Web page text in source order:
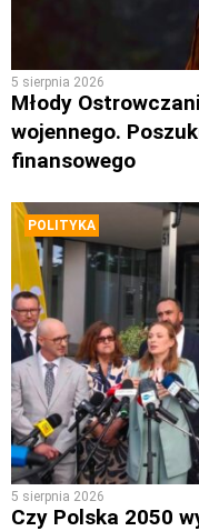
5 sierpnia 2026
Młody
wojennego.
finansowego
POLITYKA
5 sierpnia 2026
Czy Polska 2050